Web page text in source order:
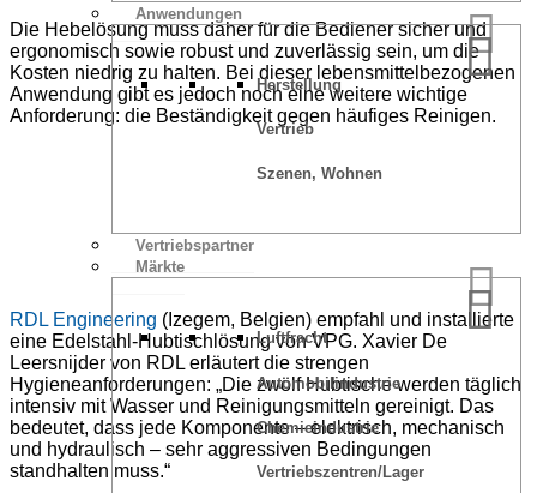
Anwendungen
Herstellung
Vertrieb
Szenen, Wohnen
Vertriebspartner
Märkte
Luftfracht
Automobilindustrie
Chemieindustrie
Vertriebszentren/Lager
Die Hebelösung muss daher für die Bediener sicher und
ergonomisch sowie robust und zuverlässig sein, um die
Kosten niedrig zu halten. Bei dieser lebensmittelbezogenen
Anwendung gibt es jedoch noch eine weitere wichtige
Anforderung: die Beständigkeit gegen häufiges Reinigen.
RDL Engineering (Izegem, Belgien) empfahl und installierte
eine Edelstahl-Hubtischlösung von VPG. Xavier De
Leersnijder von RDL erläutert die strengen
Hygieneanforderungen: „Die zwölf Hubtische werden täglich
intensiv mit Wasser und Reinigungsmitteln gereinigt. Das
bedeutet, dass jede Komponente – elektrisch, mechanisch
und hydraulisch – sehr aggressiven Bedingungen
standhalten muss.“